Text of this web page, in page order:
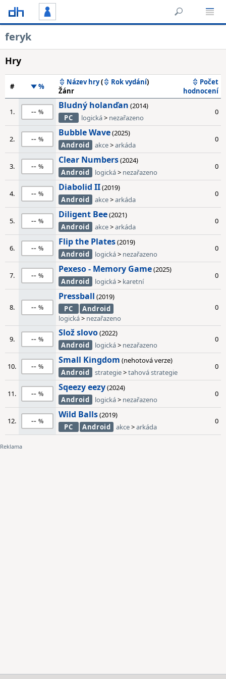
feryk
Hry
# % Název hry( Rok vydání)
Žánr
Počet
hodnocení
1. --
Bludný holanďan (2014)
PC
logická> nezařazeno
0
2. --
Bubble Wave(2025)
Android
akce>arkáda
0
3. --
Clear Numbers(2024)
Android
logická> nezařazeno
0
4. --
Diabolid II(2019)
Android
akce>arkáda
0
5. --
Diligent Bee(2021)
Android
akce>arkáda
0
6. --
Flip the Plates(2019)
Android
logická> nezařazeno
0
7. --
Pexeso - Memory Game(2025)
Android
logická> karetní
0
8. --
Pressball (2019)
PC
Android
logická> nezařazeno
0
9. --
Slož slovo(2022)
Android
logická> nezařazeno
0
10. --
Small Kingdom (nehotová verze)
Android
strategie>tahová strategie
0
11. --
Sqeezy eezy(2024)
Android
logická> nezařazeno
0
12. --
Wild Balls(2019)
PC
Android akce>arkáda
0